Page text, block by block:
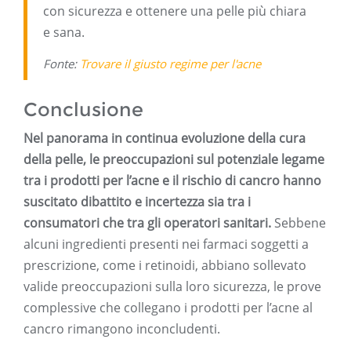
con sicurezza e ottenere una pelle più chiara
e sana.
Fonte: Trovare il giusto regime per l'acne
Conclusione
Nel panorama in continua evoluzione della cura
della pelle, le preoccupazioni sul potenziale legame
tra i prodotti per l’acne e il rischio di cancro hanno
suscitato dibattito e incertezza sia tra i
consumatori che tra gli operatori sanitari. Sebbene
alcuni ingredienti presenti nei farmaci soggetti a
prescrizione, come i retinoidi, abbiano sollevato
valide preoccupazioni sulla loro sicurezza, le prove
complessive che collegano i prodotti per l’acne al
cancro rimangono inconcludenti.